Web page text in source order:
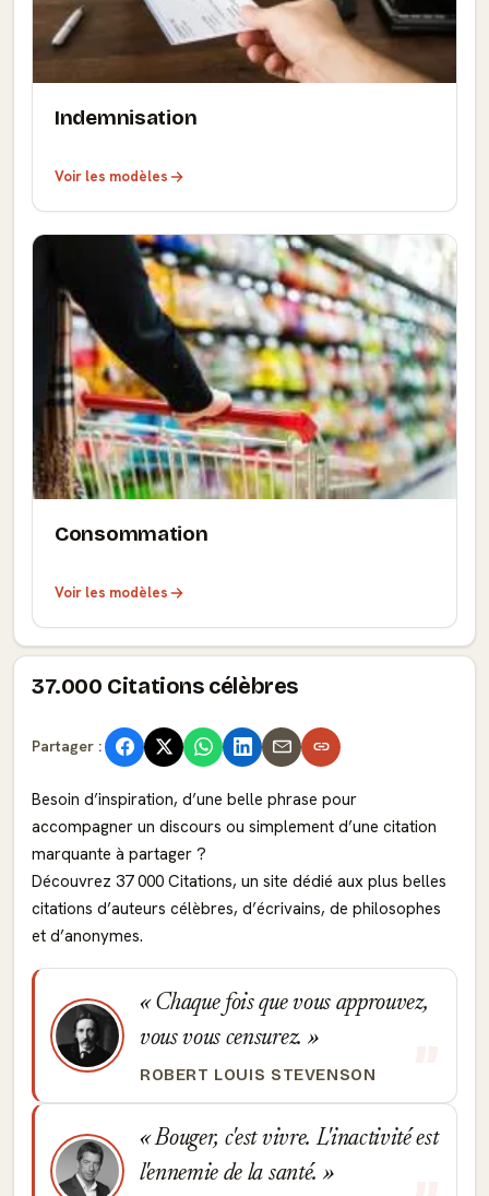
Indemnisation
Voir les modèles
Consommation
Voir les modèles
37.000 Citations célèbres
Partager :
Besoin d’inspiration, d’une belle phrase pour
accompagner un discours ou simplement d’une citation
marquante à partager ?
Découvrez 37 000 Citations, un site dédié aux plus belles
citations d’auteurs célèbres, d’écrivains, de philosophes
et d’anonymes.
Chaque fois que vous approuvez,
vous vous censurez.
ROBERT LOUIS STEVENSON
Bouger, c'est vivre. L'inactivité est
l'ennemie de la santé.